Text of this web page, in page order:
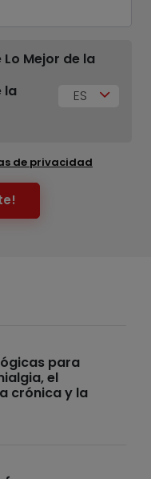
Mejor de la
la
ES
de privacidad
para
el
crónica y la